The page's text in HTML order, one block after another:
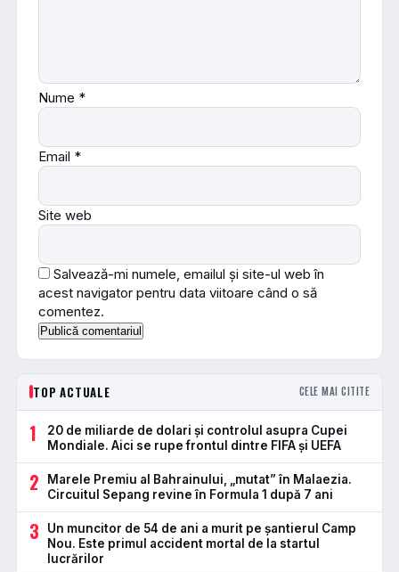
Nume *
Email *
Site web
Salvează-mi numele, emailul și site-ul web în
acest navigator pentru data viitoare când o să
comentez.
TOP ACTUALE CELE MAI CITITE
1
20 de miliarde de dolari și controlul asupra Cupei
Mondiale. Aici se rupe frontul dintre FIFA și UEFA
2
Marele Premiu al Bahrainului, „mutat” în Malaezia.
Circuitul Sepang revine în Formula 1 după 7 ani
3
Un muncitor de 54 de ani a murit pe șantierul Camp
Nou. Este primul accident mortal de la startul
lucrărilor